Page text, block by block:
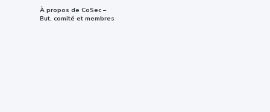
À propos de CoSec –
But, comité et membres